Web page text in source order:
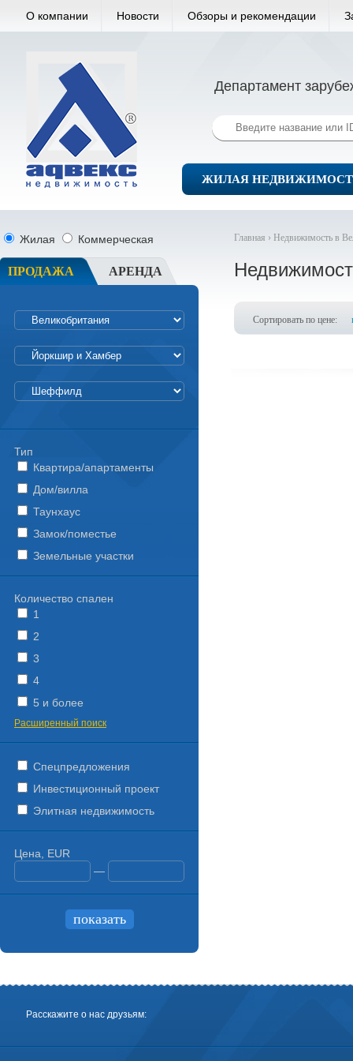
О компании Новости Обзоры и рекомендации
Департамент
ЖИЛАЯ
Главная › Недвижимость в
Сортировать по цене:
Жилая Коммерческая
ПРОДАЖА АРЕНДА
Тип
Квартира/апартаменты
Дом/вилла
Таунхаус
Замок/поместье
Земельные участки
Количество спален
1
2
3
4
5 и более
Расширенный поиск
Спецпредложения
Инвестиционный проект
Элитная недвижимость
Цена, EUR
—
Расскажите о нас друзьям: